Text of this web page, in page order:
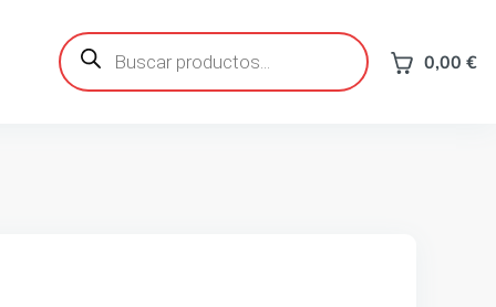
Búsqueda
de
productos 0,00 €